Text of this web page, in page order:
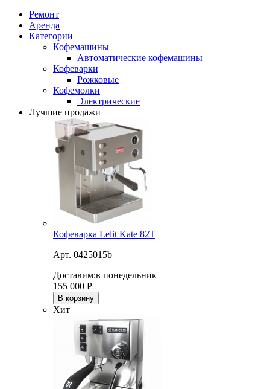
Ремонт
Аренда
Категории
Кофемашины
Автоматические кофемашины
Кофеварки
Рожковые
Кофемолки
Электрические
Лучшие продажи
Кофеварка Lelit Kate 82T
Арт. 0425015b
Доставим:в понедельник
155 000 Р
В корзину
Хит